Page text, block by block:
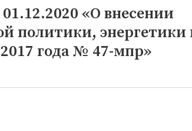
«О внесении
политики, энергетики
года № 47-мпр»